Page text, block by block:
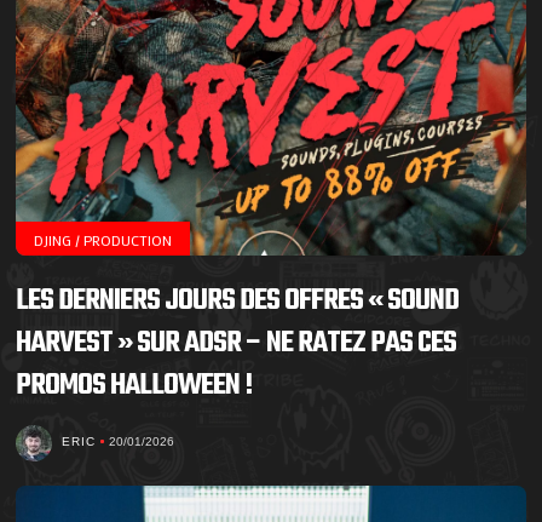
DJING / PRODUCTION
LES DERNIERS JOURS DES OFFRES « SOUND
HARVEST » SUR ADSR – NE RATEZ PAS CES
PROMOS HALLOWEEN !
ERIC 20/01/2026